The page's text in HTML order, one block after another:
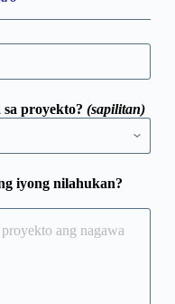
proyekto? (sapilitan)
iyong nilahukan?